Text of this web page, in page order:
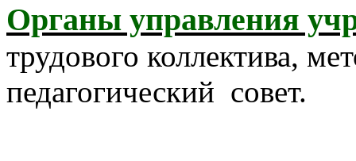
Органы управления
трудового коллектива,
педагогический совет.